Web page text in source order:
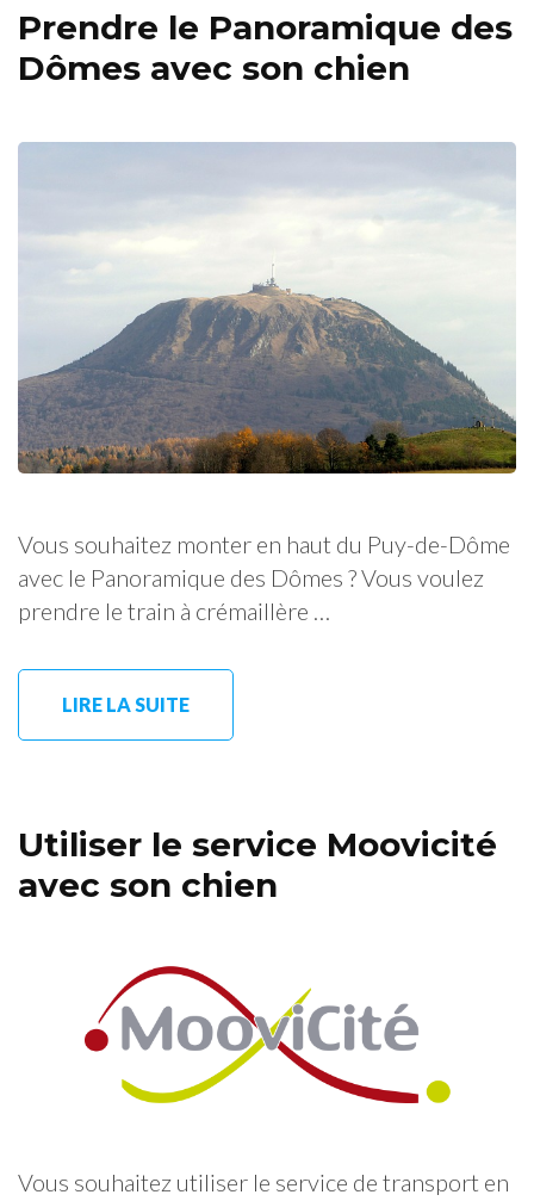
Prendre le Panoramique des
Dômes avec son chien
Vous souhaitez monter en haut du Puy-de-Dôme
avec le Panoramique des Dômes ? Vous voulez
prendre le train à crémaillère …
LIRE LA SUITE
Utiliser le service Moovicité
avec son chien
Vous souhaitez utiliser le service de transport en